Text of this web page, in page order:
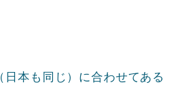
日本も同じ）に合わせてある